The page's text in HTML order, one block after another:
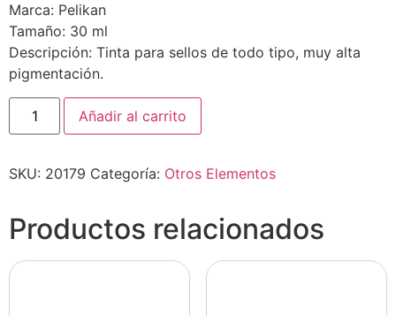
Marca: Pelikan
Tamaño: 30 ml
Descripción: Tinta para sellos de todo tipo, muy alta
pigmentación.
Añadir al carrito
SKU: 20179 Categoría: Otros Elementos
Productos relacionados